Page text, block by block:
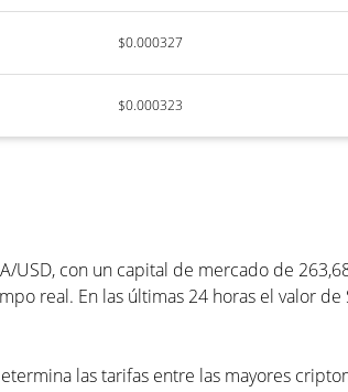
$0.000327
$0.000323
USD, con un capital de mercado de
real. En las últimas 24 horas el valor
las tarifas entre las mayores